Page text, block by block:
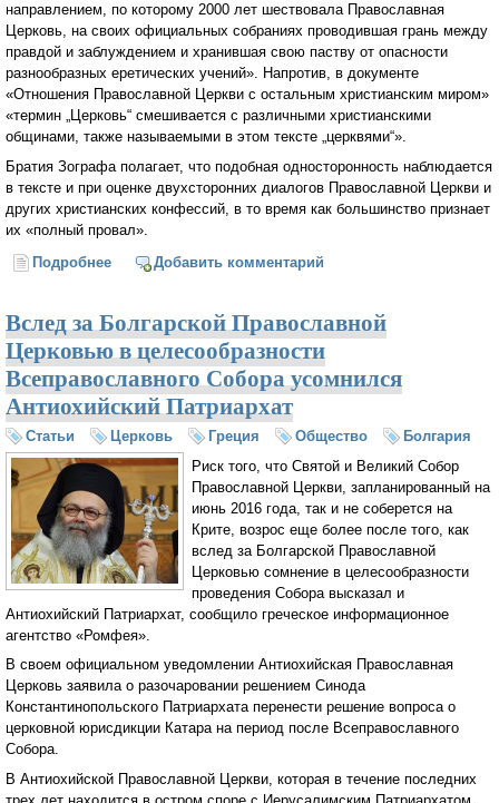
направлением, по которому 2000 лет шествовала Православная
Церковь, на своих официальных собраниях проводившая грань между
правдой и заблуждением и хранившая свою паству от опасности
разнообразных еретических учений». Напротив, в документе
«Отношения Православной Церкви с остальным христианским миром»
«термин „Церковь“ смешивается с различными христианскими
общинами, также называемыми в этом тексте „церквями“».
Братия Зографа полагает, что подобная односторонность наблюдается
в тексте и при оценке двухсторонних диалогов Православной Церкви и
других христианских конфессий, в то время как большинство признает
их «полный провал».
Подробнее о Афонские монахи о Всеправославном Соборе
Добавить комментарий
Вслед за Болгарской Православной
Церковью в целесообразности
Всеправославного Собора усомнился
Антиохийский Патриархат
Статьи Церковь Греция Общество
Болгария
Риск того, что Святой и Великий Собор
Православной Церкви, запланированный на
июнь 2016 года, так и не соберется на
Крите, возрос еще более после того, как
вслед за Болгарской Православной
Церковью сомнение в целесообразности
проведения Собора высказал и
Антиохийский Патриархат, сообщило греческое информационное
агентство «Ромфея».
В своем официальном уведомлении Антиохийская Православная
Церковь заявила о разочаровании решением Синода
Константинопольского Патриархата перенести решение вопроса о
церковной юрисдикции Катара на период после Всеправославного
Собора.
В Антиохийской Православной Церкви, которая в течение последних